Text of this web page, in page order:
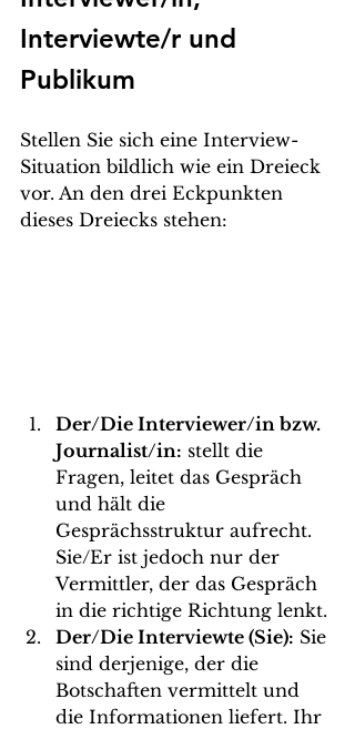
Interviewte/r und
Publikum
Stellen Sie sich eine Interview-
Situation bildlich wie ein Dreieck
vor. An den drei Eckpunkten
dieses Dreiecks stehen:
Der/Die Interviewer/in bzw.
Journalist/in: stellt die
Fragen, leitet das Gespräch
und hält die
Gesprächsstruktur aufrecht.
Sie/Er ist jedoch nur der
Vermittler, der das Gespräch
in die richtige Richtung lenkt.
Der/Die Interviewte (Sie): Sie
sind derjenige, der die
Botschaften vermittelt und
die Informationen liefert. Ihr